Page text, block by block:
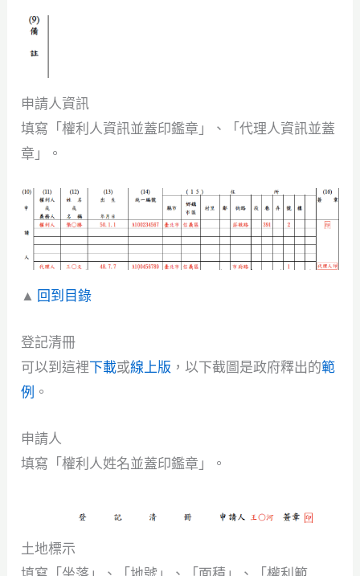
申請人資訊
填寫「權利人資訊並蓋印鑑章」、「代理人資訊並蓋
章」。
▲ 回到目錄
登記清冊
可以到這裡下載或線上版 ，以下截圖是政府釋出的範
例 。
申請人
填寫「權利人姓名並蓋印鑑章」。
土地標示